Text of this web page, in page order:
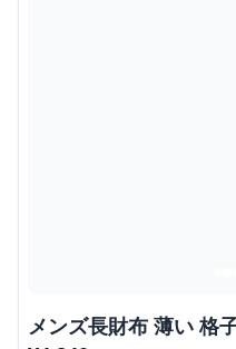
メンズ長財布 薄い 格